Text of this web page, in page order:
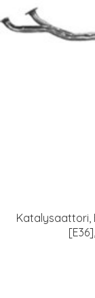
Katalysaattori,